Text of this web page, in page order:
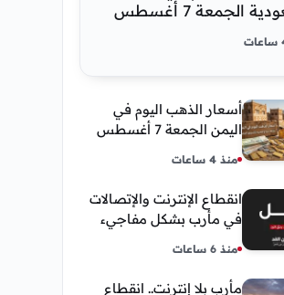
السعودية الجمعة 7 أغسطس
أسعار الذهب اليوم في
اليمن الجمعة 7 أغسطس
وعدن
منذ 4 ساعات
انقطاع الإنترنت والإتصالات
في مأرب بشكل مفاجيء
منذ 6 ساعات
مأرب بلا إنترنت.. انقطاع